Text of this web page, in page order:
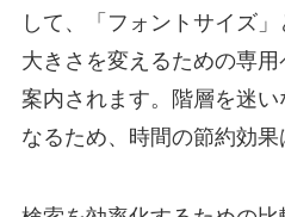
して、「フォントサイズ
大きさを変えるための専
案内されます。階層を迷い
なるため、時間の節約効果